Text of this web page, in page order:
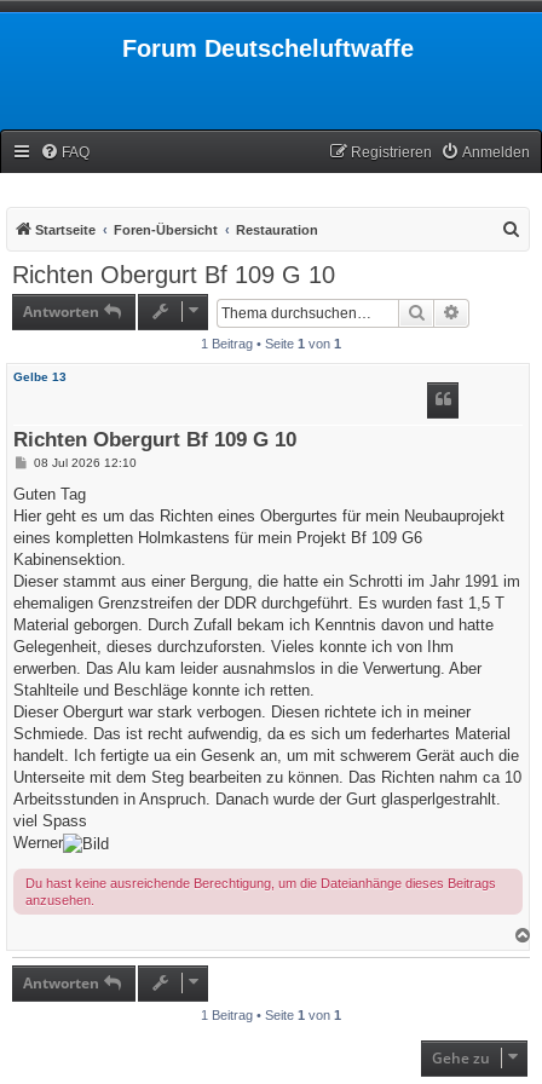
Forum Deutscheluftwaffe
FAQ Anmelden
Registrieren
Startseite Foren-Übersicht Restauration
Richten Obergurt Bf 109 G 10
Antworten Suche
1 Beitrag • Seite 1 von 1
Gelbe 13
Richten Obergurt Bf 109 G 10
B
r
a
08 Jul 2026 12:10
Guten Tag
Hier geht es um das Richten eines Obergurtes für mein Neubauprojekt
eines kompletten Holmkastens für mein Projekt Bf 109 G6
Kabinensektion.
Dieser stammt aus einer Bergung, die hatte ein Schrotti im Jahr 1991 im
ehemaligen Grenzstreifen der DDR durchgeführt. Es wurden fast 1,5 T
Material geborgen. Durch Zufall bekam ich Kenntnis davon und hatte
Gelegenheit, dieses durchzuforsten. Vieles konnte ich von Ihm
erwerben. Das Alu kam leider ausnahmslos in die Verwertung. Aber
Stahlteile und Beschläge konnte ich retten.
Dieser Obergurt war stark verbogen. Diesen richtete ich in meiner
Schmiede. Das ist recht aufwendig, da es sich um federhartes Material
handelt. Ich fertigte ua ein Gesenk an, um mit schwerem Gerät auch die
Unterseite mit dem Steg bearbeiten zu können. Das Richten nahm ca 10
Arbeitsstunden in Anspruch. Danach wurde der Gurt glasperlgestrahlt.
viel Spass
Werner
Du hast keine ausreichende Berechtigung, um die Dateianhänge dieses Beitrags
anzusehen.
Antworten
1 Beitrag • Seite 1 von 1
Gehe zu